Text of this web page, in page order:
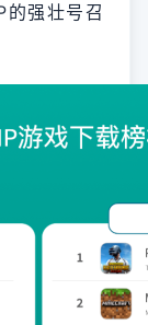
的强壮号召